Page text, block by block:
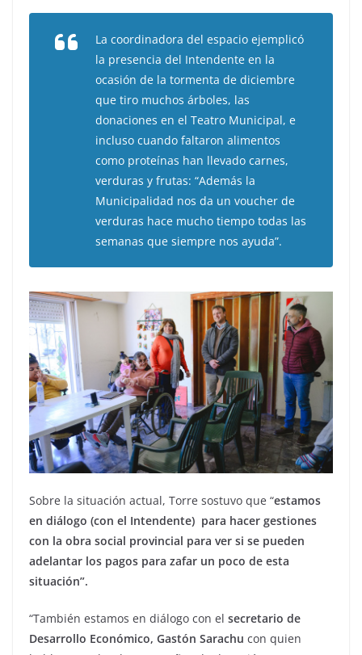
La coordinadora del espacio ejemplicó
la presencia del Intendente en la
ocasión de la tormenta de diciembre
que tiro muchos árboles, las
donaciones en el Teatro Municipal, e
incluso cuando faltaron alimentos
como proteínas han llevado carnes,
verduras y frutas: “Además la
Municipalidad nos da un voucher de
verduras hace mucho tiempo todas las
semanas que siempre nos ayuda”.
Sobre la situación actual, Torre sostuvo que “estamos
en diálogo (con el Intendente) para hacer gestiones
con la obra social provincial para ver si se pueden
adelantar los pagos para zafar un poco de esta
situación”.
“También estamos en diálogo con el secretario de
Desarrollo Económico, Gastón Sarachu con quien